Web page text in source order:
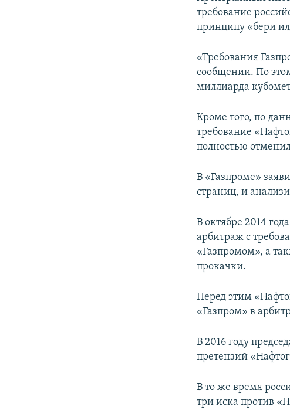
требование
принципу «бери
«Требования
сообщении. По
миллиарда
Кроме того, по
требование
полностью
В «Газпроме»
страниц, и
В октябре 2014
арбитраж с
«Газпромом», а
прокачки.
Перед этим
«Газпром» в
В 2016 году
претензий
В то же время
три иска против